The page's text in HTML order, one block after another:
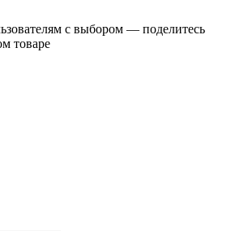
с выбором — поделитесь
товаре